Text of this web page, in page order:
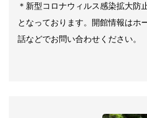
＊新型コロナウィルス感染拡大防
となっております。開館情報はホ
話などでお問い合わせください。